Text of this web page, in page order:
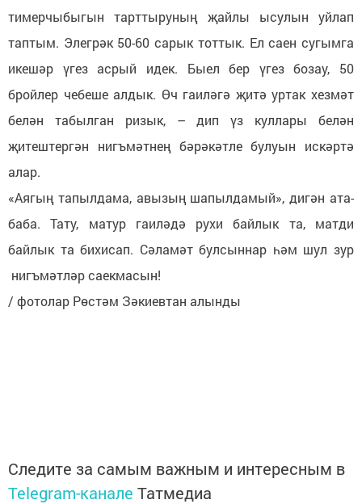
тимерчыбыгын тарттыруның җайлы ысулын уйлап
таптым. Элегрәк 50-60 сарык тоттык. Ел саен сугымга
икешәр үгез асрый идек. Быел бер үгез бозау, 50
бройлер чебеше алдык. Өч гаиләгә җитә уртак хезмәт
белән табылган ризык, – дип үз куллары белән
җитештергән нигъмәтнең бәрәкәтле булуын искәртә
алар.
«Аягың тапылдама, авызың шапылдамый», дигән ата-
баба. Тату, матур гаиләдә рухи байлык та, матди
байлык та бихисап. Сәламәт булсыннар һәм шул зур
нигъмәтләр саекмасын!
/ фотолар Рөстәм Зәкиевтан алынды
Следите за самым важным и интересным в
Telegram-канале Татмедиа